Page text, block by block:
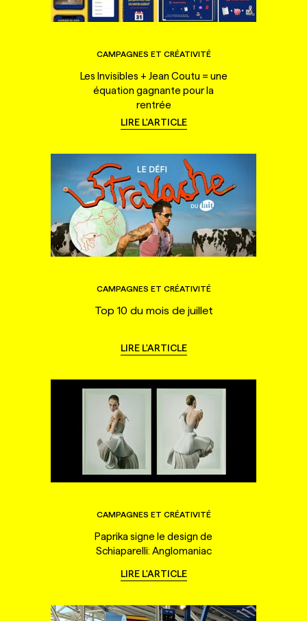
CAMPAGNES ET CRÉATIVITÉ
Les Invisibles + Jean Coutu = une
équation gagnante pour la
rentrée
LIRE L'ARTICLE
CAMPAGNES ET CRÉATIVITÉ
Top 10 du mois de juillet
LIRE L'ARTICLE
CAMPAGNES ET CRÉATIVITÉ
Paprika signe le design de
Schiaparelli: Anglomaniac
LIRE L'ARTICLE